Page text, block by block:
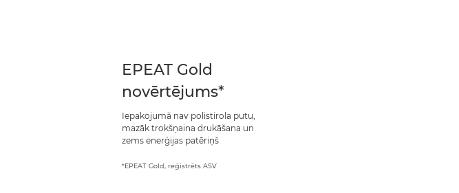
EPEAT Gold
novērtējums*
Iepakojumā nav polistirola putu,
mazāk trokšņaina drukāšana un
zems enerģijas patēriņš
*EPEAT Gold, reģistrēts ASV